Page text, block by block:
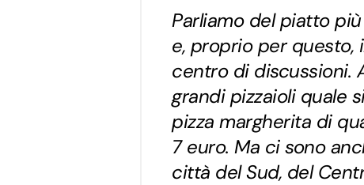
Parliamo del piatto
e, proprio per questo,
centro di discussioni.
grandi pizzaioli quale
pizza margherita di
7 euro. Ma ci sono
città del Sud, del